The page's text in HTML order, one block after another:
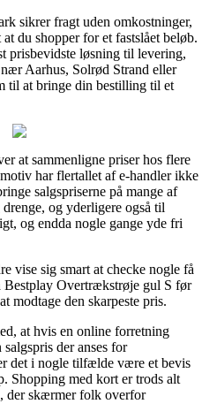
sikrer fragt uden omkostninger,
du shopper for et fastslået beløb.
prisbevidste løsning til levering,
Aarhus, Solrød Strand eller
til at bringe din bestilling til et
at sammenligne priser hos flere
har flertallet af e-handler ikke
salgspriserne på mange af
og yderligere også til
og endda nogle gange yde fri
vise sig smart at checke nogle få
Bestplay Overtrækstrøje gul S før
modtage den skarpeste pris.
at hvis en online forretning
der anses for
det i nogle tilfælde være et bevis
Shopping med kort er trods alt
der skærmer folk overfor